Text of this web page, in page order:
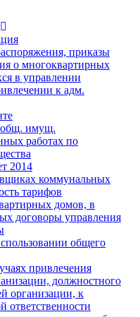
приказы
о многоквартирных
в управлении
к адм.
общ. имущ.
работах по
2014
коммунальных
тарифов
домов, в
договоры управления
общего
привлечения
должностного
организации, к
ответственности